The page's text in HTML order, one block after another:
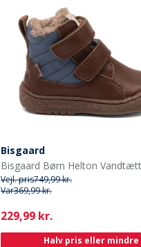
Bisgaard
Vejl. pris749,99 kr.
Var369,99 kr.
Current
229,99 kr.
Halv pris eller mindre